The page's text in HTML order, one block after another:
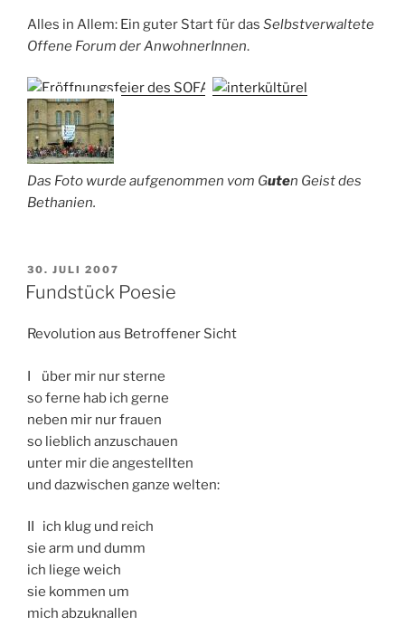
Alles in Allem: Ein guter Start für das Selbstverwaltete
Offene Forum der AnwohnerInnen.
Das Foto wurde aufgenommen vom Guten Geist des
Bethanien.
VERÖFFENTLICHT
AM
30. JULI 2007
Fundstück Poesie
Revolution aus Betroffener Sicht
I über mir nur sterne
so ferne hab ich gerne
neben mir nur frauen
so lieblich anzuschauen
unter mir die angestellten
und dazwischen ganze welten:
II ich klug und reich
sie arm und dumm
ich liege weich
sie kommen um
mich abzuknallen